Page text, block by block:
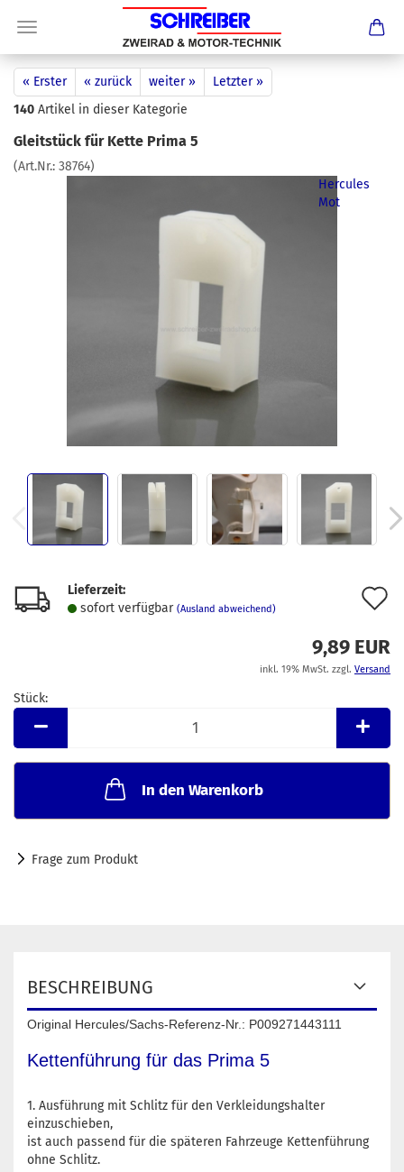
« Erster « zurück weiter »
Letzter »
140 Artikel in dieser Kategorie
Gleitstück für Kette Prima 5
(Art.Nr.: 38764)
Hercules
Mot
Lieferzeit:
sofort verfügbar (Ausland abweichend)
9,89 EUR
inkl. 19% MwSt. zzgl. Versand
Stück:
Stück
In den Warenkorb
Frage zum Produkt
BESCHREIBUNG
Original Hercules/Sachs-Referenz-Nr.: P009271443111
Kettenführung für das Prima 5
1. Ausführung mit Schlitz für den Verkleidungshalter
einzuschieben,
ist auch passend für die späteren Fahrzeuge Kettenführung
ohne Schlitz.